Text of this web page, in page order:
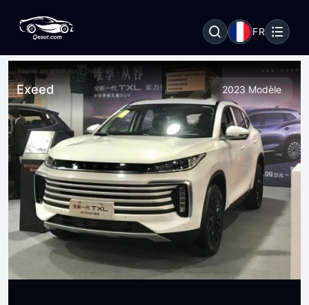
FR
Exeed 2023 Modèle